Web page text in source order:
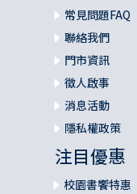
常見問題FAQ
聯絡我們
門市資訊
徵人啟事
消息活動
隱私權政策
注目優惠
校園書饗特惠